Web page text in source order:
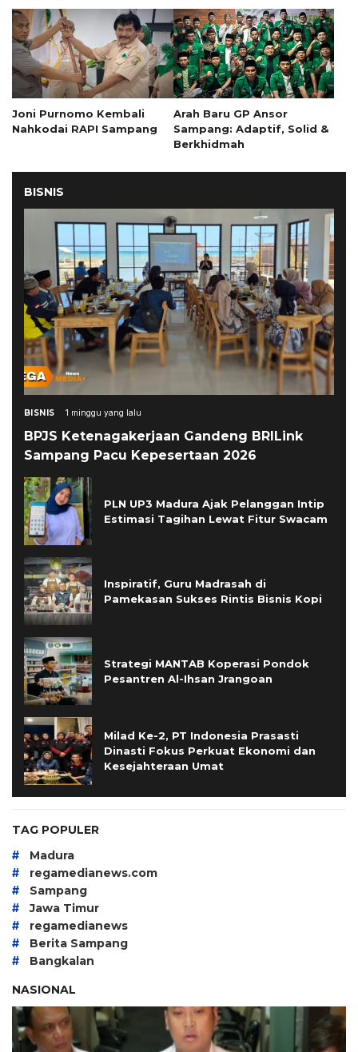
Joni Purnomo Kembali
Nahkodai RAPI Sampang
Arah Baru GP Ansor
Sampang: Adaptif, Solid &
Berkhidmah
BISNIS
BISNIS 1 minggu yang lalu
BPJS Ketenagakerjaan Gandeng BRILink
Sampang Pacu Kepesertaan 2026
PLN UP3 Madura Ajak Pelanggan Intip
Estimasi Tagihan Lewat Fitur Swacam
Inspiratif, Guru Madrasah di
Pamekasan Sukses Rintis Bisnis Kopi
Strategi MANTAB Koperasi Pondok
Pesantren Al-Ihsan Jrangoan
Milad Ke-2, PT Indonesia Prasasti
Dinasti Fokus Perkuat Ekonomi dan
Kesejahteraan Umat
TAG POPULER
# Madura
# regamedianews.com
# Sampang
# Jawa Timur
# regamedianews
# Berita Sampang
#
Bangkalan
NASIONAL